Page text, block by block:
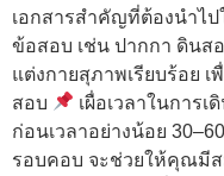
เอกสารสำคัญที่ต้องนำไ
ข้อสอบ เช่น ปากกา ดิน
แต่งกายสุภาพเรียบร้อย
สอบ
เผื่อเวลาในการ
ก่อนเวลาอย่างน้อย
รอบคอบ จะช่วยให้คุณมี